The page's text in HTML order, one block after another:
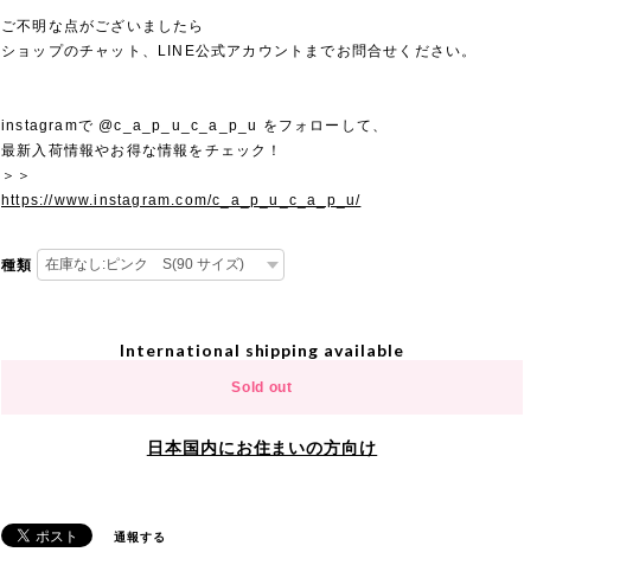
ご不明な点がございましたら
ショップのチャット、LINE公式アカウントまでお問合せください。
instagramで @c_a_p_u_c_a_p_u をフォローして、
最新入荷情報やお得な情報をチェック！
＞＞
https://www.instagram.com/c_a_p_u_c_a_p_u/
種類
International shipping available
Sold out
日本国内にお住まいの方向け
通報する